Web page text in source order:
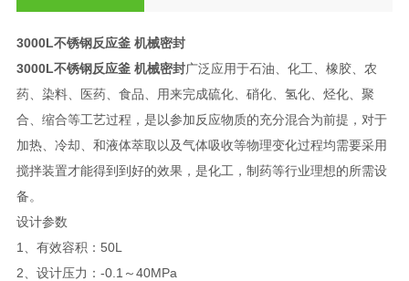
3000L不锈钢反应釜 机械密封
3000L不锈钢反应釜 机械密封广泛应用于石油、化工、橡胶、农
药、染料、医药、食品、用来完成硫化、硝化、氢化、烃化、聚
合、缩合等工艺过程，是以参加反应物质的充分混合为前提，对于
加热、冷却、和液体萃取以及气体吸收等物理变化过程均需要采用
搅拌装置才能得到到好的效果，是化工，制药等行业理想的所需设
备。
设计参数
1、有效容积：50L
2、设计压力：-0.1～40MPa